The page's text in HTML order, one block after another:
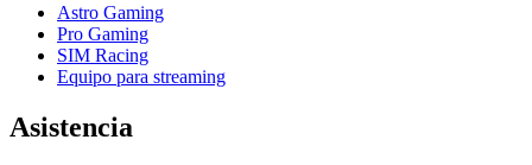
Astro Gaming
Pro Gaming
SIM Racing
Equipo para streaming
Asistencia